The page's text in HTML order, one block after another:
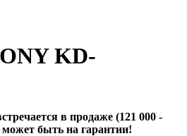
KD-
в продаже (121 000 -
может быть на гарантии!